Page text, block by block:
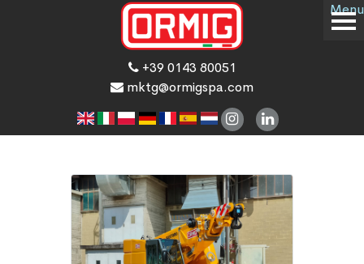
+39 0143 80051
mktg@ormigspa.com
Menu